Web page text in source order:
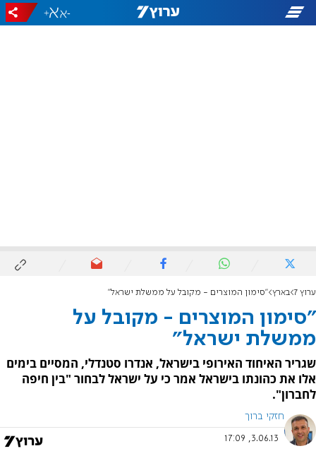
-
+
ערוץ 7 בארץ "סימון המוצרים - מקובל על ממשלת ישראל"
"סימון המוצרים - מקובל על
ממשלת ישראל"
שגריר האיחוד האירופי בישראל, אנדרו סטנדלי, המסיים בימים
אלו את כהונתו בישראל אמר כי על ישראל לבחור "בין חיפה
לחברון".
חזקי ברוך
3.06.13, 17:09